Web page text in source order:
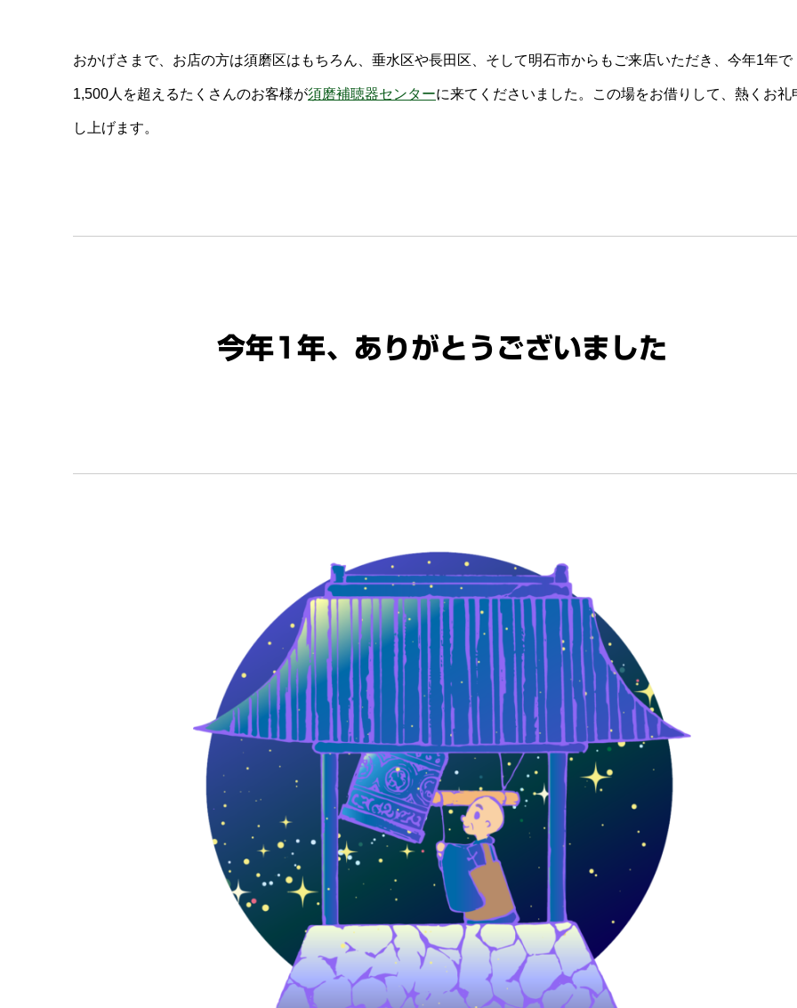
おかげさまで、お店の方は須磨区はもちろん、垂水区や長田区、そして明石市からもご来店いただき、今年1年で
1,500人を超えるたくさんのお客様が須磨補聴器センターに来てくださいました。この場をお借りして、熱くお礼
し上げます。
今年1年、ありがとうございました